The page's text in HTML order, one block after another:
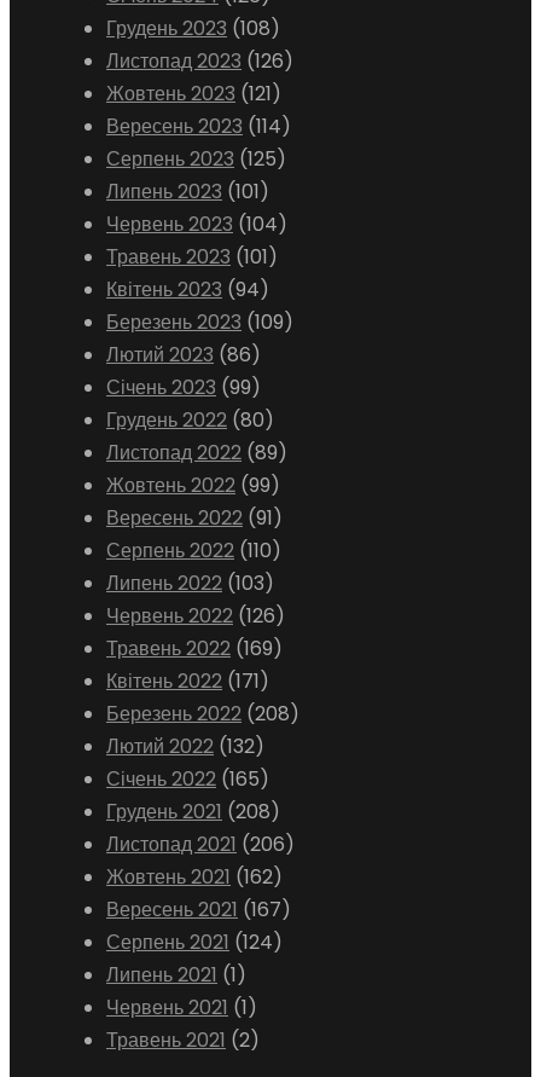
Грудень 2023 (108)
Листопад 2023 (126)
Жовтень 2023 (121)
Вересень 2023 (114)
Серпень 2023 (125)
Липень 2023 (101)
Червень 2023 (104)
Травень 2023 (101)
Квітень 2023 (94)
Березень 2023 (109)
Лютий 2023 (86)
Січень 2023 (99)
Грудень 2022 (80)
Листопад 2022 (89)
Жовтень 2022 (99)
Вересень 2022 (91)
Серпень 2022 (110)
Липень 2022 (103)
Червень 2022 (126)
Травень 2022 (169)
Квітень 2022 (171)
Березень 2022 (208)
Лютий 2022 (132)
Січень 2022 (165)
Грудень 2021 (208)
Листопад 2021 (206)
Жовтень 2021 (162)
Вересень 2021 (167)
Серпень 2021 (124)
Липень 2021 (1)
Червень 2021 (1)
Травень 2021 (2)